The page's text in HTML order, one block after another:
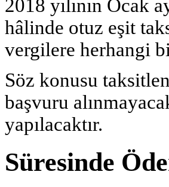
2018 yılının Ocak
hâlinde otuz eşit
vergilere herhangi
Söz konusu
başvuru
yapılacaktır.
Süresinde